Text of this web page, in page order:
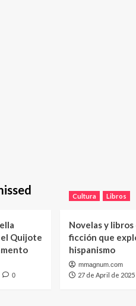
Quijote
0
Cultura Libros
Novelas y
ficción que
hispanismo
mmagnum.com
27 de April de 2025